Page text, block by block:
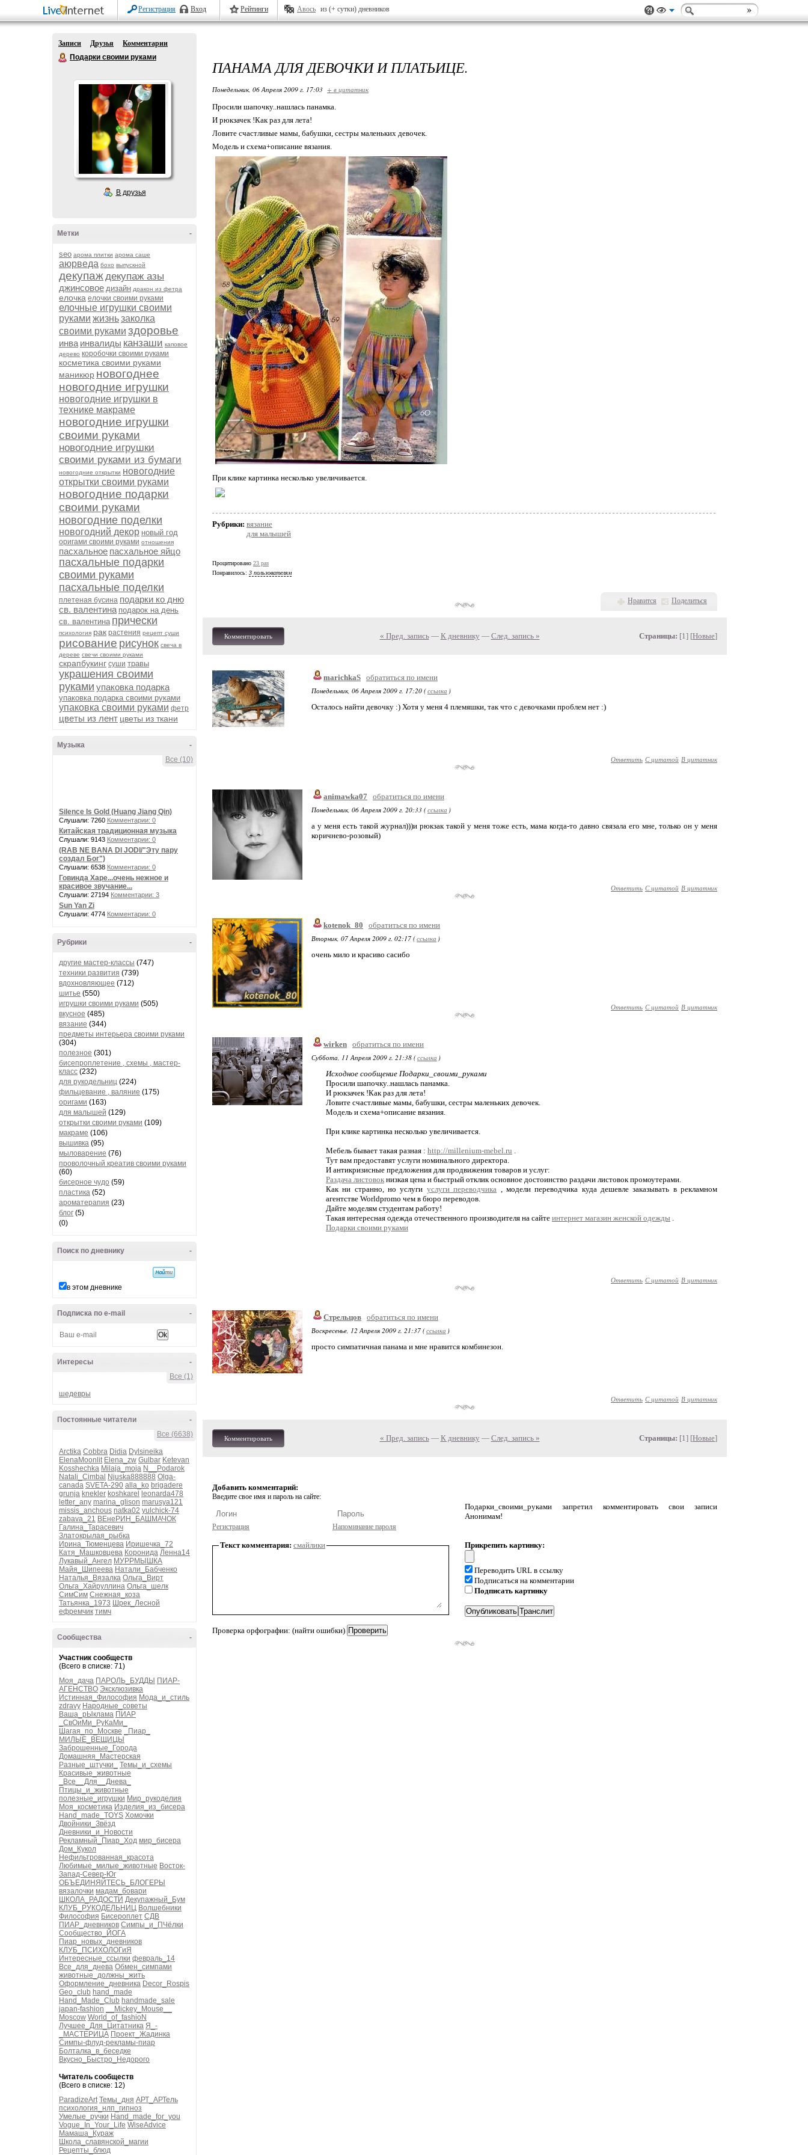
Регистрация Вход Рейтинги Авось из (+ сутки) дневников
Записи Друзья
Комментарии
Подарки своими руками
В друзья
-
Метки
seo арома плитки арома саше
аюрведа бохо выпускной
декупаждекупаж азы
джинсовое дизайн дракон из фетра
елочка елочки своими руками
елочные игрушки своими
руками жизньзаколка
своими руками здоровье
инва инвалиды канзаши каповое
дерево коробочки своими руками
косметика своими руками
маникюр новогоднее
новогодние игрушки
новогодние игрушки в
технике макраме
новогодние игрушки
своими руками
новогодние игрушки
своими руками из бумаги
новогодние открытки новогодние
открытки своими руками
новогодние подарки
своими руками
новогодние поделки
новогодний декор новый год
оригами своими руками отношения
пасхальное пасхальное яйцо
пасхальные подарки
своими руками
пасхальные поделки
плетеная бусина подарки ко дню
св. валентина подарок на день
св. валентина прически
психология рак растения рецепт суши
рисование рисунок свеча в
дереве свечи своими руками
скрапбукинг суши травы
украшения своими
руками упаковка подарка
упаковка подарка своими руками
упаковка своими руками фетр
цветы из лент цветы из ткани
-
Музыка
Все (10)
Silence Is Gold (Huang Jiang Qin)
Слушали: 7260 Комментарии: 0
Китайская традиционная музыка
Слушали: 9143 Комментарии: 0
(RAB NE BANA DI JODI/"Эту пару
создал Бог")
Слушали: 6538 Комментарии: 0
Говинда Харе...очень нежное и
красивое звучание...
Слушали: 27194 Комментарии: 3
Sun Yan Zi
Слушали: 4774 Комментарии: 0
-
Рубрики
другие мастер-классы (747)
техники развития (739)
вдохновляющее (712)
шитье (550)
игрушки своими руками (505)
вкусное (485)
вязание (344)
предметы интерьера своими руками
(304)
полезное (301)
бисепроплетение , схемы , мастер-
класс (232)
для рукодельниц (224)
фильцевание , валяние (175)
оригами (163)
для малышей (129)
открытки своими руками (109)
макраме (106)
вышивка (95)
мыловарение (76)
проволочный креатив своими руками
(60)
бисерное чудо (59)
пластика (52)
ароматерапия (23)
блог (5)
(0)
-
Поиск по дневнику
в этом дневнике
-
Подписка по e-mail
-
Интересы
Все (1)
шедевры
-
Постоянные читатели
Все (6638)
Arctika Cobbra Didia Dylsineika
ElenaMoonlit Elena_zw Gulbar Ketevan
Kosshechka Milaja_moja N__Podarok
Natali_Cimbal Njuska888888 Olga-
canada SVETA-290 alla_ko brigadere
grunja knekler koshkarel
leonarda478
letter_any marina_glison marusya121
missis_anchous natka02 yulchick-74
zabava_21 ВЕнеРИН_БАШМАЧОК
Галина_Тарасевич
Златокрылая_рыбка
Ирина_Тюменцева Иришечка_72
Катя_Машковцева Коронида Ленна14
Лукавый_Ангел МУРРМЫШКА
Майя_Шипеева Натали_Бабченко
Наталья_Вязалка Ольга_Вирт
Ольга_Хайруллина Ольга_шелк
СимСим Снежная_коза
Татьянка_1973 Шрек_Лесной
ефремчик тимч
-
Сообщества
Участник сообществ
(Всего в списке: 71)
Моя_дача ПАРОЛЬ_БУДДЫ ПИАР-
АГЕНСТВО Эксклюзивка
Истинная_Философия Мода_и_стиль
zdravy Народные_советы
Ваша_рЫклама ПИАР
_СвОиМи_РуКаМи_
Шагая_по_Москве
_Пиар_
МИЛЫЕ_ВЕЩИЦЫ
Заброшенные_Города
Домашняя_Мастерская
Разные_штучки_
Темы_и_схемы
Красивые_животные
_Все__Для__Днева_
Птицы_и_животные
полезные_игрушки Мир_рукоделия
Моя_косметика Изделия_из_бисера
Hand_made_TOYS Хомочки
Двойники_Звёзд
Дневники_и_Новости
Рекламный_Пиар_Ход мир_бисера
Дом_Кукол
Нефильтрованная_красота
Любимые_милые_животные Восток-
Запад-Север-Юг
ОБЪЕДИНЯЙТЕСЬ_БЛОГЕРЫ
вязалочки мадам_бовари
ШКОЛА_РАДОСТИ Декупажный_Бум
КЛУБ_РУКОДЕЛЬНИЦ Волшебники
Философия Бисероплет СДВ
ПИАР_дневников Симпы_и_ПЧёлки
Сообщество_ЙОГА
Пиар_новых_дневников
КЛУБ_ПСИХОЛОГиЯ
Интересные_ссылки февраль_14
Все_для_днева Обмен_симпами
животные_должны_жить
Оформление_дневника Decor_Rospis
Geo_club hand_made
Hand_Made_Club handmade_sale
japan-fashion
__Mickey_Mouse__
Moscow World_of_fashioN
Лучшее_Для_Цитатника Я_-
_МАСТЕРИЦА Проект_Жадинка
Симпы-флуд-рекламы-пиар
Болталка_в_беседке
Вкусно_Быстро_Недорого
Читатель сообществ
(Всего в списке: 12)
ParadizeArt Темы_дня АРТ_АРТель
психология_нлп_гипноз
Умелые_ручки Hand_made_for_you
Vogue_In_Your_Life WiseAdvice
Мамаша_Кураж
Школа_славянской_магии
Рецепты_блюд
ПАНАМА ДЛЯ ДЕВОЧКИ И ПЛАТЬИЦЕ.
Понедельник, 06 Апреля 2009 г. 17:03 + в цитатник
Просили шапочку..нашлась панамка.
И рюкзачек !Как раз для лета!
Ловите счастливые мамы, бабушки, сестры маленьких девочек.
Модель и схема+описание вязания.
При клике картинка несколько увеличивается.
Рубрики: вязание
для малышей
Процитировано 23 раз
Понравилось: 3 пользователям
Нравится Поделиться
Комментировать « Пред. запись— К дневнику — След. запись » Страницы: [1] [Новые]
marichkaS обратиться по имени
Понедельник, 06 Апреля 2009 г. 17:20 (ссылка )
Осталось найти девочку :) Хотя у меня 4 племяшки, так что с девочками проблем нет :)
Ответить С цитатой В цитатник
animawka07
обратиться по имени
Понедельник, 06 Апреля 2009 г. 20:33 (ссылка )
а у меня есть такой журнал)))и рюкзак такой у меня тоже есть, мама когда-то давно связала его мне, только он у меня
коричнево-розовый)
Ответить С цитатой В цитатник
kotenok_80
обратиться по имени
Вторник, 07 Апреля 2009 г. 02:17 (ссылка )
очень мило и красиво сасибо
Ответить С цитатой В цитатник
wirken обратиться по имени
Суббота, 11 Апреля 2009 г. 21:38 (ссылка )
Исходное сообщение Подарки_своими_руками
Просили шапочку..нашлась панамка.
И рюкзачек !Как раз для лета!
Ловите счастливые мамы, бабушки, сестры маленьких девочек.
Модель и схема+описание вязания.
При клике картинка несколько увеличивается.
Мебель бывает такая разная : http://millenium-mebel.ru .
Тут вам предоставят услуги номинального директора.
И антикризисные предложения для продвижения товаров и услуг:
Раздача листовок низкая цена и быстрый отклик основное достоинство раздачи листовок промоутерами.
Как ни странно, но услуги услуги переводчика , модели переводчика куда дешевле заказывать в рекламном
агентстве Worldpromo чем в бюро переводов.
Дайте моделям студентам работу!
Такая интересная одежда отечественного производителя на сайте интернет магазин женской одежды .
Подарки своими руками
Ответить С цитатой В цитатник
Стрельцов обратиться по имени
Воскресенье, 12 Апреля 2009 г. 21:37 (ссылка )
просто симпатичная панама и мне нравится комбинезон.
Ответить С цитатой В цитатник
Комментировать « Пред. запись— К дневнику — След. запись » Страницы: [1] [Новые]
Добавить комментарий:
Введите свое имя и пароль на сайте:
Регистрация Напоминание пароля
Подарки_своими_руками запретил комментировать свои записи
Анонимам!
Текст комментария: смайлики
Проверка орфографии: (найти ошибки)
Прикрепить картинку:
Переводить URL в ссылку
Подписаться на комментарии
Подписать картинку